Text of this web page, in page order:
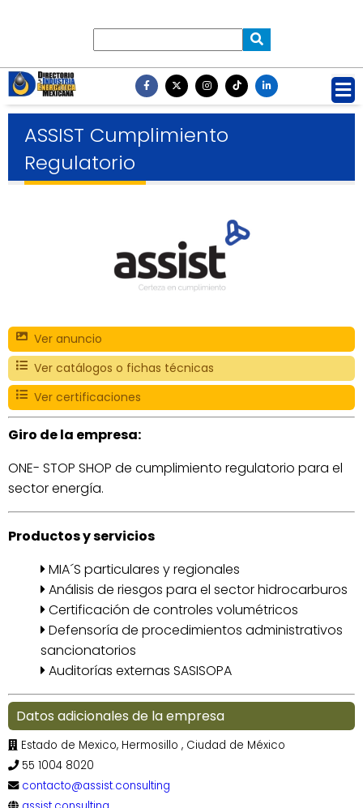
ASSIST Cumplimiento
Regulatorio
Ver anuncio
Ver catálogos o fichas técnicas
Ver certificaciones
Giro de la empresa:
ONE- STOP SHOP de cumplimiento regulatorio para el
sector energía.
Productos y servicios
MIA´S particulares y regionales
Análisis de riesgos para el sector hidrocarburos
Certificación de controles volumétricos
Defensoría de procedimientos administrativos
sancionatorios
Auditorías externas SASISOPA
Datos adicionales de la empresa
Estado de Mexico, Hermosillo , Ciudad de México
55 1004 8020
contacto@assist.consulting